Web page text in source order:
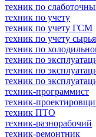
техник по
техник по учету
техник по учету ГСМ
техник по учету
техник по
техник по
техник по
техник по
техник-программист
техник-
техник ПТО
техник-разнорабочий
техник-ремонтник